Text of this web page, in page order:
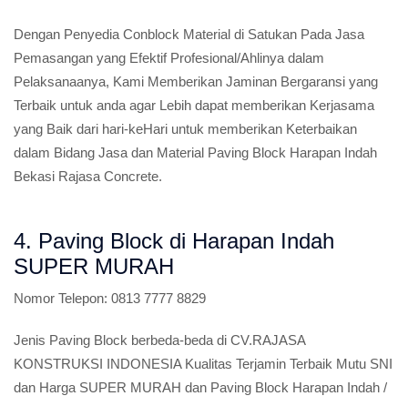
Dengan Penyedia Conblock Material di Satukan Pada Jasa
Pemasangan yang Efektif Profesional/Ahlinya dalam
Pelaksanaanya, Kami Memberikan Jaminan Bergaransi yang
Terbaik untuk anda agar Lebih dapat memberikan Kerjasama
yang Baik dari hari-keHari untuk memberikan Keterbaikan
dalam Bidang Jasa dan Material Paving Block Harapan Indah
Bekasi Rajasa Concrete.
4. Paving Block di Harapan Indah
SUPER MURAH
Nomor Telepon: 0813 7777 8829
Jenis Paving Block berbeda-beda di CV.RAJASA
KONSTRUKSI INDONESIA Kualitas Terjamin Terbaik Mutu SNI
dan Harga SUPER MURAH dan Paving Block Harapan Indah /